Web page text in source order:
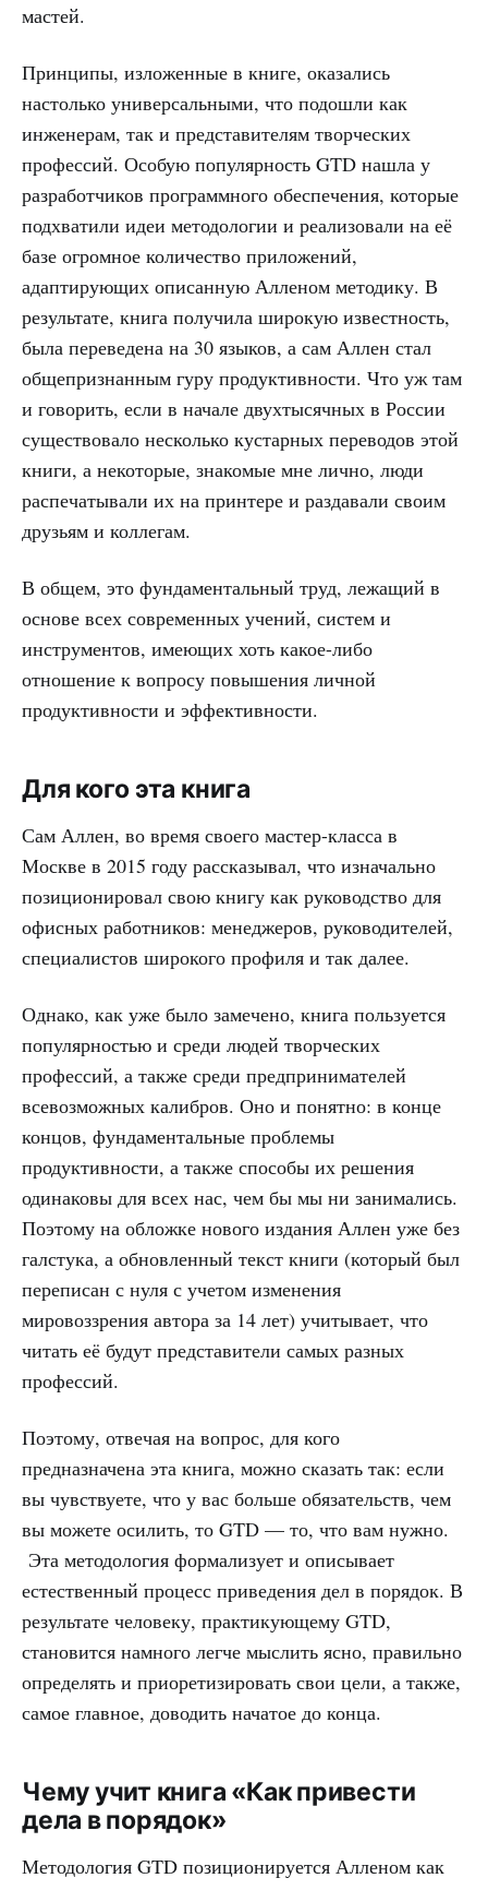
мастей.
Принципы, изложенные в книге, оказались
настолько универсальными, что подошли как
инженерам, так и представителям творческих
профессий. Особую популярность GTD нашла у
разработчиков программного обеспечения, которые
подхватили идеи методологии и реализовали на её
базе огромное количество приложений,
адаптирующих описанную Алленом методику. В
результате, книга получила широкую известность,
была переведена на 30 языков, а сам Аллен стал
общепризнанным гуру продуктивности. Что уж там
и говорить, если в начале двухтысячных в России
существовало несколько кустарных переводов этой
книги, а некоторые, знакомые мне лично, люди
распечатывали их на принтере и раздавали своим
друзьям и коллегам.
В общем, это фундаментальный труд, лежащий в
основе всех современных учений, систем и
инструментов, имеющих хоть какое-либо
отношение к вопросу повышения личной
продуктивности и эффективности.
Для кого эта книга
Сам Аллен, во время своего мастер-класса в
Москве в 2015 году рассказывал, что изначально
позиционировал свою книгу как руководство для
офисных работников: менеджеров, руководителей,
специалистов широкого профиля и так далее.
Однако, как уже было замечено, книга пользуется
популярностью и среди людей творческих
профессий, а также среди предпринимателей
всевозможных калибров. Оно и понятно: в конце
концов, фундаментальные проблемы
продуктивности, а также способы их решения
одинаковы для всех нас, чем бы мы ни занимались.
Поэтому на обложке нового издания Аллен уже без
галстука, а обновленный текст книги (который был
переписан с нуля с учетом изменения
мировоззрения автора за 14 лет) учитывает, что
читать её будут представители самых разных
профессий.
Поэтому, отвечая на вопрос, для кого
предназначена эта книга, можно сказать так: если
вы чувствуете, что у вас больше обязательств, чем
вы можете осилить, то GTD — то, что вам нужно.
Эта методология формализует и описывает
естественный процесс приведения дел в порядок. В
результате человеку, практикующему GTD,
становится намного легче мыслить ясно, правильно
определять и приоретизировать свои цели, а также,
самое главное, доводить начатое до конца.
Чему учит книга «Как привести
дела в порядок»
Методология GTD позиционируется Алленом как